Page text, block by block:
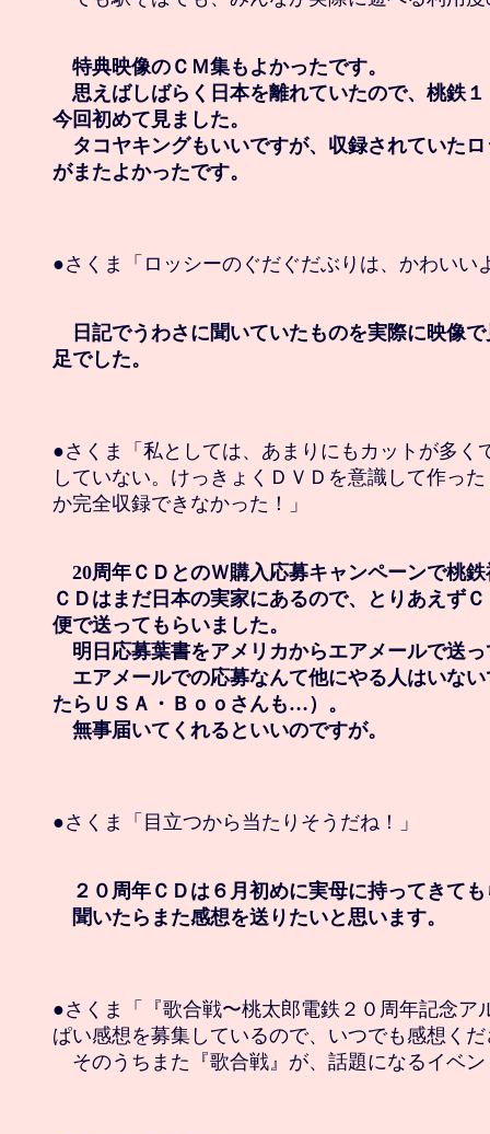
特典映像のＣＭ集もよかったです。
思えばしばらく日本を離れていたので、桃鉄
今回初めて見ました。
タコヤキングもいいですが、収録されていた
がまたよかったです。
●さくま「ロッシーのぐだぐだぶりは、かわいい
日記でうわさに聞いていたものを実際に映像
足でした。
●さくま「私としては、あまりにもカットが多く
していない。けっきょくＤＶＤを意識して作っ
か完全収録できなかった！」
20周年ＣＤとのＷ購入応募キャンペーンで桃
ＣＤはまだ日本の実家にあるので、とりあえず
便で送ってもらいました。
明日応募葉書をアメリカからエアメールで送
エアメールでの応募なんて他にやる人はいな
たらＵＳＡ・Ｂｏｏさんも…）。
無事届いてくれるといいのですが。
●さくま「目立つから当たりそうだね！」
２０周年ＣＤは６月初めに実母に持ってきて
聞いたらまた感想を送りたいと思います。
●さくま「『歌合戦〜桃太郎電鉄２０周年記念ア
ぱい感想を募集しているので、いつでも感想く
そのうちまた『歌合戦』が、話題になるイベ